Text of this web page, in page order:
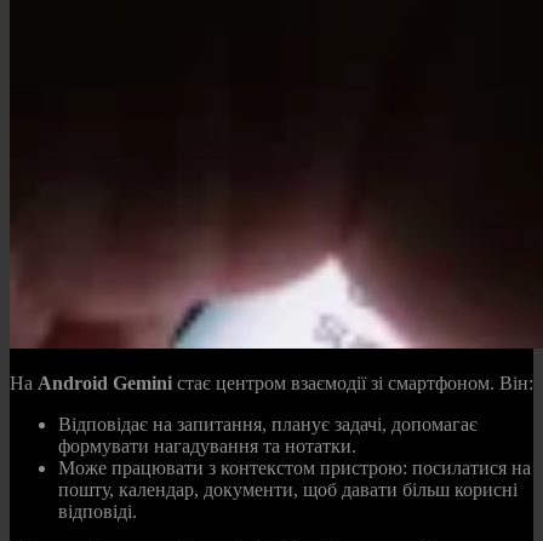
На Android Gemini стає центром взаємодії зі смартфоном. Він:
Відповідає на запитання, планує задачі, допомагає
формувати нагадування та нотатки.
Може працювати з контекстом пристрою: посилатися на
пошту, календар, документи, щоб давати більш корисні
відповіді.